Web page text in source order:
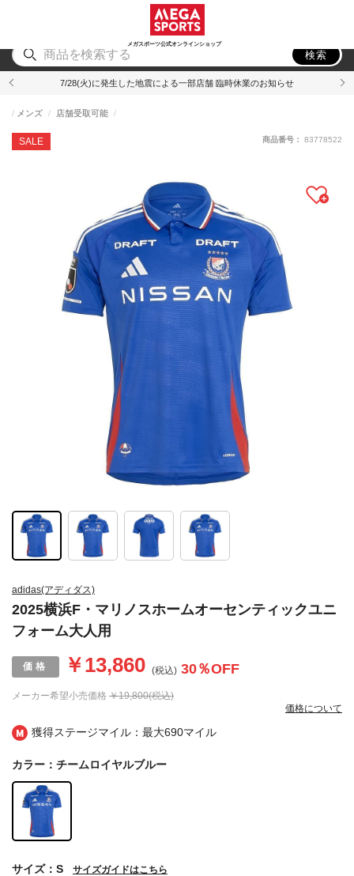
メガスポーツ公式オンラインショップ
アウトドア
検索
7/28(火)に発生した地震による一部店舗 臨時休業のお知らせ
獲得ステージマイル：最大690マイル
adidas(アディダス)
2025横浜F・マリノスホームオーセンティックユニ
フォーム大人用
SALE
メンズ 店舗受取可能
メーカー希望小売価格 ￥19,800(税込)
￥13,860 (税込) 30％OFF
価格について
商品番号： 83778522
カラー：チームロイヤルブルー
サイズ：S サイズガイドはこちら